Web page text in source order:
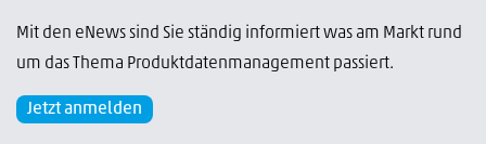
Mit den eNews sind Sie ständig informiert was am Markt rund
um das Thema Produktdatenmanagement passiert.
Jetzt anmelden